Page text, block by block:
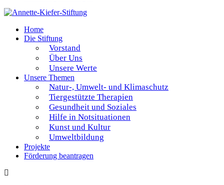
Home
Die Stiftung
Vorstand
Über Uns
Unsere Werte
Unsere Themen
Natur-, Umwelt- und Klimaschutz
Tiergestützte Therapien
Gesundheit und Soziales
Hilfe in Notsituationen
Kunst und Kultur
Umweltbildung
Projekte
Förderung beantragen